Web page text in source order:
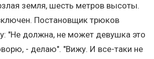
земля, шесть метров высоты.
Постановщик трюков
"Не должна, не может девушка это
- делаю". "Вижу. И все-таки не